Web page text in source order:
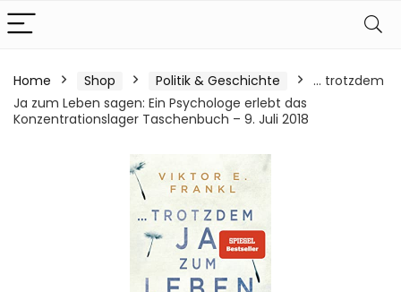
Home Shop Politik & Geschichte
… trotzdem
Ja zum Leben sagen: Ein Psychologe erlebt das
Konzentrationslager Taschenbuch – 9. Juli 2018